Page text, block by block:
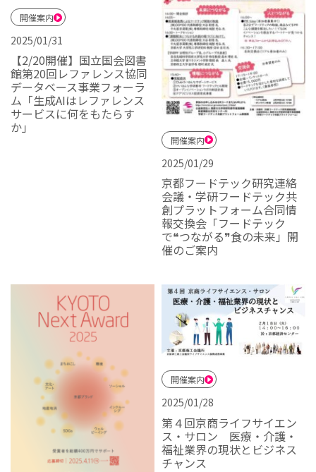
開催案内
2025/01/31
【2/20開催】国立国会図書
館第20回レファレンス協同
データベース事業フォーラ
ム「生成AIはレファレンス
サービスに何をもたらす
か」
開催案内
2025/01/29
京都フードテック研究連絡
会議・学研フードテック共
創プラットフォーム合同情
報交換会「フードテック
で❝つながる❞食の未来」開
催のご案内
開催案内
2025/01/28
第４回京商ライフサイエン
ス・サロン 医療・介護・
福祉業界の現状とビジネス
チャンス